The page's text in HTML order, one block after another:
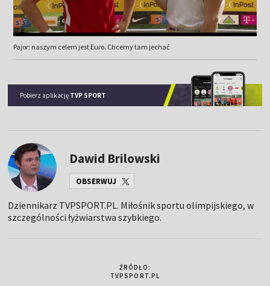
Pajor: naszym celem jest Euro. Chcemy tam jechać
Pobierz aplikację TVP SPORT
Dawid Brilowski
OBSERWUJ
Dziennikarz TVPSPORT.PL. Miłośnik sportu olimpijskiego, w
szczególności łyżwiarstwa szybkiego.
ŹRÓDŁO:
TVPSPORT.PL